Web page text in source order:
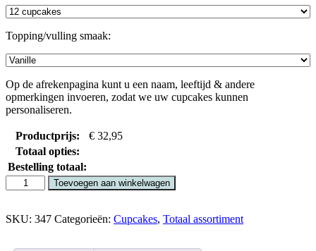
Topping/vulling smaak:
Op de afrekenpagina kunt u een naam, leeftijd & andere
opmerkingen invoeren, zodat we uw cupcakes kunnen
personaliseren.
Productprijs: € 32,95
Totaal opties:
Bestelling totaal:
Toevoegen aan winkelwagen
SKU: 347 Categorieën: Cupcakes, Totaal assortiment